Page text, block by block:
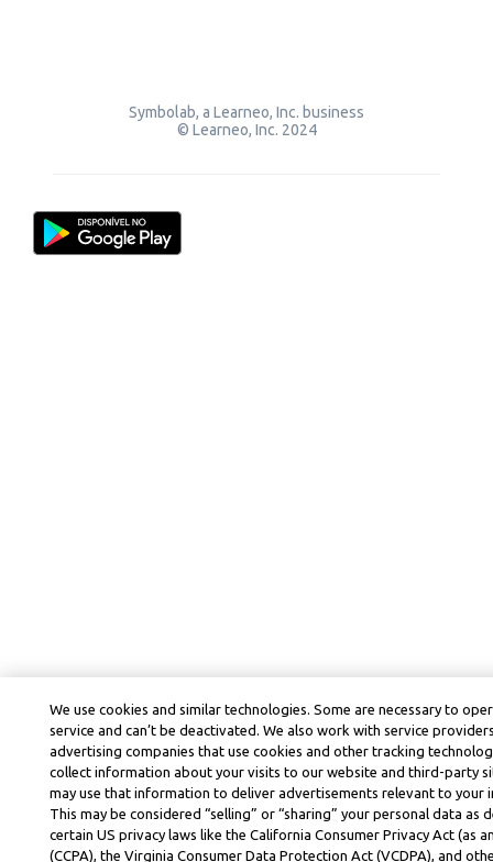
Symbolab, a Learneo, Inc. business
© Learneo, Inc. 2024
We use cookies and similar technologies. Some are necessary to
service and can’t be deactivated. We also work with service
advertising companies that use cookies and other tracking
collect information about your visits to our website and third-party
may use that information to deliver advertisements relevant to your
This may be considered “selling” or “sharing” your personal data as
certain US privacy laws like the California Consumer Privacy Act (as
(CCPA), the Virginia Consumer Data Protection Act (VCDPA), and